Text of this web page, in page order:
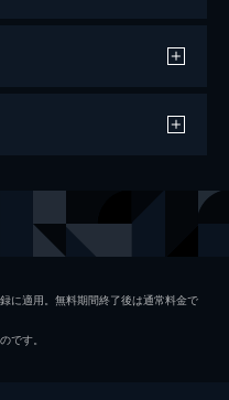
（'24
に適用。無料期間終了後は通常料金で
です。